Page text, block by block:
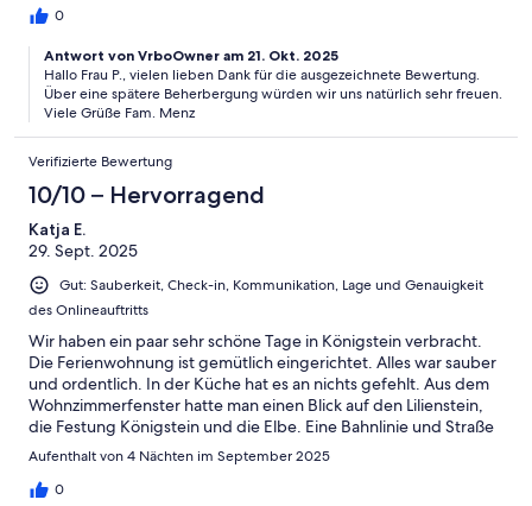
0
Antwort von VrboOwner am 21. Okt. 2025
Hallo Frau P., vielen lieben Dank für die ausgezeichnete Bewertung.
Über eine spätere Beherbergung würden wir uns natürlich sehr freuen.
Viele Grüße Fam. Menz
Verifizierte Bewertung
10/10 – Hervorragend
Katja E.
29. Sept. 2025
Gut: Sauberkeit, Check-in, Kommunikation, Lage und Genauigkeit
des Onlineauftritts
Wir haben ein paar sehr schöne Tage in Königstein verbracht.
Die Ferienwohnung ist gemütlich eingerichtet. Alles war sauber
und ordentlich. In der Küche hat es an nichts gefehlt. Aus dem
Wohnzimmerfenster hatte man einen Blick auf den Lilienstein,
die Festung Königstein und die Elbe. Eine Bahnlinie und Straße
führen an der Wohnung vorbei, hat uns aber weiter nicht
gestört.Die Nähe zum Bahnhof war ideal für Wanderausflüge.
Die Familie Menz waren sehr aufmerksame Gastgeber und die
Aufenthalt von 4 Nächten im September 2025
0